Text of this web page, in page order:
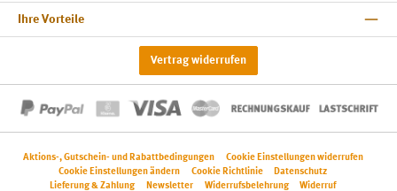
Ihre Vorteile
Vertrag widerrufen
Aktions-, Gutschein- und Rabattbedingungen
Cookie Einstellungen widerrufen
Cookie Einstellungen ändern
Cookie Richtlinie
Datenschutz
Lieferung & Zahlung
Newsletter Widerrufsbelehrung Widerruf